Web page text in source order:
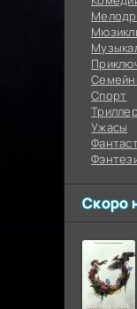
Cпорт
Ужасы
Скоро